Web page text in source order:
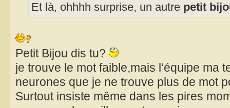
Et là, ohhhh surprise, un autre petit
Petit Bijou dis tu?
je trouve le mot faible,mais l’équipe ma
neurones que je ne trouve plus de mot
Surtout insiste même dans les pires